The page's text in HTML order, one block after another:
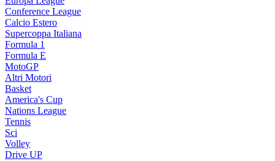
Conference League
Calcio Estero
Supercoppa Italiana
Formula 1
Formula E
MotoGP
Altri Motori
Basket
America's Cup
Nations League
Tennis
Sci
Volley
Drive UP